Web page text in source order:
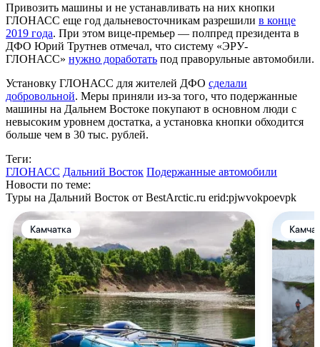
Привозить машины и не устанавливать на них кнопки
ГЛОНАСС еще год дальневосточникам разрешили в конце
2019 года. При этом вице-премьер — полпред президента в
ДФО Юрий Трутнев отмечал, что систему «ЭРУ-
ГЛОНАСС» нужно доработать под праворульные автомобили.
Установку ГЛОНАСС для жителей ДФО сделали
добровольной. Меры приняли из-за того, что подержанные
машины на Дальнем Востоке покупают в основном люди с
невысоким уровнем достатка, а установка кнопки обходится
больше чем в 30 тыс. рублей.
Теги:
ГЛОНАСС Дальний Восток Подержанные автомобили
Новости по теме:
Туры на Дальний Восток от BestArctic.ru erid:pjwvokpoevpk